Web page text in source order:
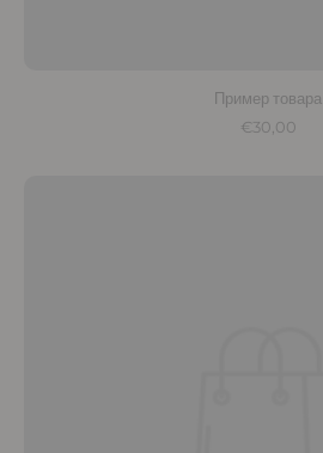
Пример товара
€30,00